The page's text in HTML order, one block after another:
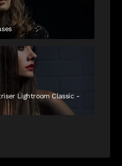
Lightroom Classic -